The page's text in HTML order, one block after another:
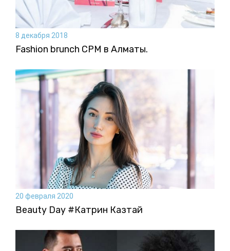
8 декабря 2018
Fashion brunch CPM в Алматы.
20 февраля 2020
Beauty Day #Катрин Казтай